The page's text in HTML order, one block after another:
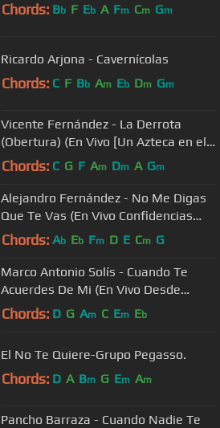
Chords: Bb F Eb A Fm Cm Gm
Ricardo Arjona - Cavernícolas
Chords: C F Bb Am Eb Dm Gm
Vicente Fernández - La Derrota
(Obertura) (En Vivo [Un Azteca en el
Azteca])
Chords: C G F Am Dm A Gm
Alejandro Fernández - No Me Digas
Que Te Vas (En Vivo Confidencias
Reales)
Chords: Ab Eb Fm D E Cm G
Marco Antonio Solís - Cuando Te
Acuerdes De Mi (En Vivo Desde
Buenos Aires)
Chords: D G Am C Em Eb
El No Te Quiere-Grupo Pegasso.
Chords: D A Bm G Em Am
Pancho Barraza - Cuando Nadie Te